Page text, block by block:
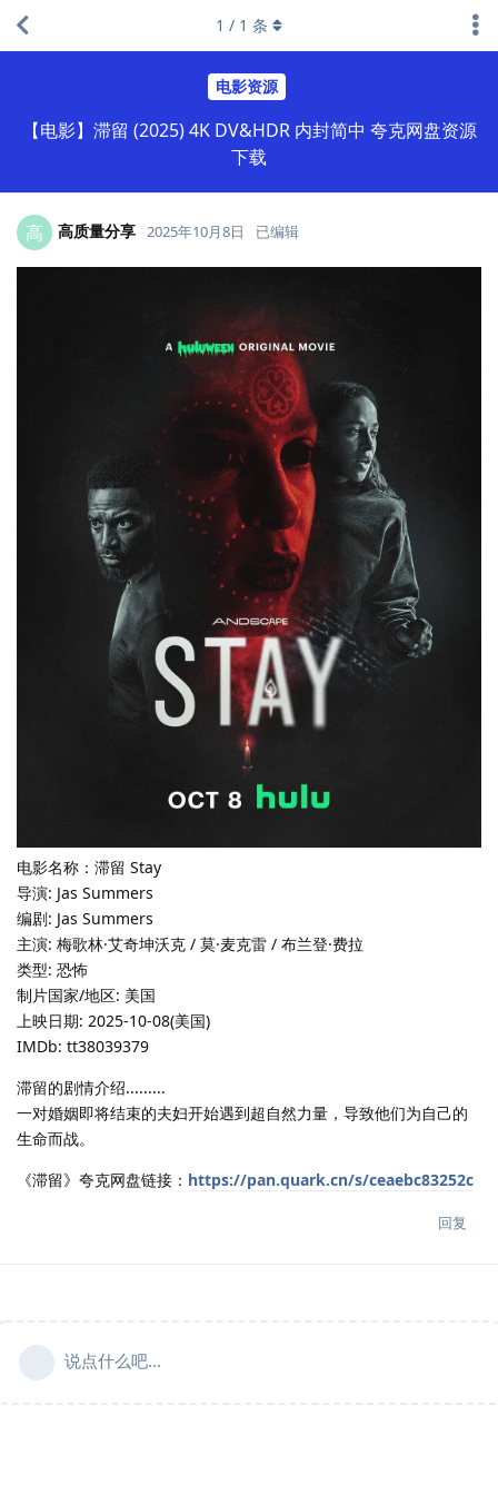
电影资源
【电影】滞留 (2025) 4K DV&HDR 内封简中 夸克网盘资源
下载
1 / 1 条
高 高质量分享 2025年10月8日 已编辑
电影名称：滞留 Stay
导演: Jas Summers
编剧: Jas Summers
主演: 梅歌林·艾奇坤沃克 / 莫·麦克雷 / 布兰登·费拉
类型: 恐怖
制片国家/地区: 美国
上映日期: 2025-10-08(美国)
IMDb: tt38039379
滞留的剧情介绍.........
一对婚姻即将结束的夫妇开始遇到超自然力量，导致他们为自己的
生命而战。
《滞留》夸克网盘链接： https://pan.quark.cn/s/ceaebc83252c
回复
说点什么吧...